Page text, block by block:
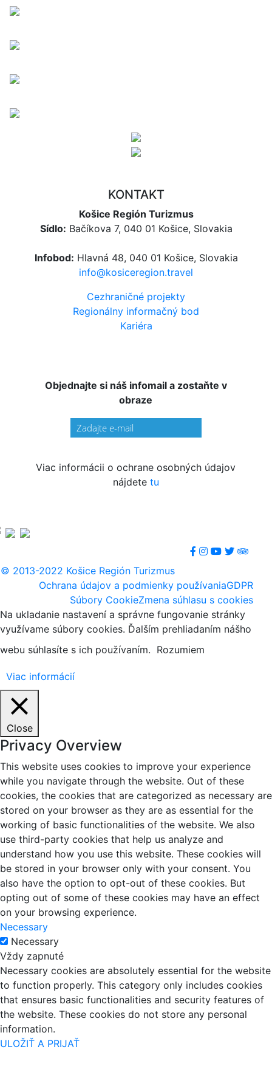
KONTAKT
Košice Región Turizmus
Sídlo: Bačíkova 7, 040 01 Košice, Slovakia
Infobod: Hlavná 48, 040 01 Košice, Slovakia
info@kosiceregion.travel
Cezhraničné projekty
Regionálny informačný bod
Kariéra
Objednajte si náš infomail a zostaňte v
obraze
Viac informácii o ochrane osobných údajov
nájdete tu
© 2013-2022 Košice Región Turizmus
Ochrana údajov a podmienky používaniaGDPR
Súbory CookieZmena súhlasu s cookies
Na ukladanie nastavení a správne fungovanie stránky
využívame súbory cookies. Ďalším prehliadaním nášho
webu súhlasíte s ich používaním. Rozumiem
Viac informácií
Close
Privacy Overview
This website uses cookies to improve your experience
while you navigate through the website. Out of these
cookies, the cookies that are categorized as necessary are
stored on your browser as they are as essential for the
working of basic functionalities of the website. We also
use third-party cookies that help us analyze and
understand how you use this website. These cookies will
be stored in your browser only with your consent. You
also have the option to opt-out of these cookies. But
opting out of some of these cookies may have an effect
on your browsing experience.
Necessary
Necessary
Vždy zapnuté
Necessary cookies are absolutely essential for the website
to function properly. This category only includes cookies
that ensures basic functionalities and security features of
the website. These cookies do not store any personal
information.
ULOŽIŤ A PRIJAŤ